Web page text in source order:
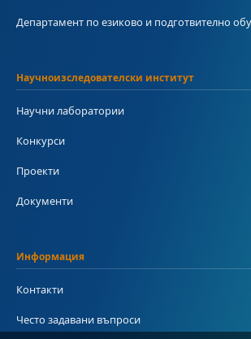
Департамент по езиково и подготвително
Научноизследователски институт
Научни лаборатории
Конкурси
Проекти
Документи
Информация
Контакти
Често задавани въпроси